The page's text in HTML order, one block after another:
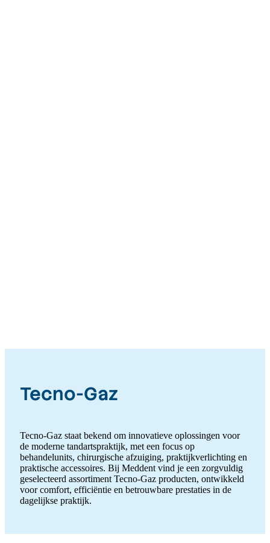
Tecno-Gaz
Tecno-Gaz staat bekend om innovatieve oplossingen voor
de moderne tandartspraktijk, met een focus op
behandelunits, chirurgische afzuiging, praktijkverlichting en
praktische accessoires. Bij Meddent vind je een zorgvuldig
geselecteerd assortiment Tecno-Gaz producten, ontwikkeld
voor comfort, efficiëntie en betrouwbare prestaties in de
dagelijkse praktijk.